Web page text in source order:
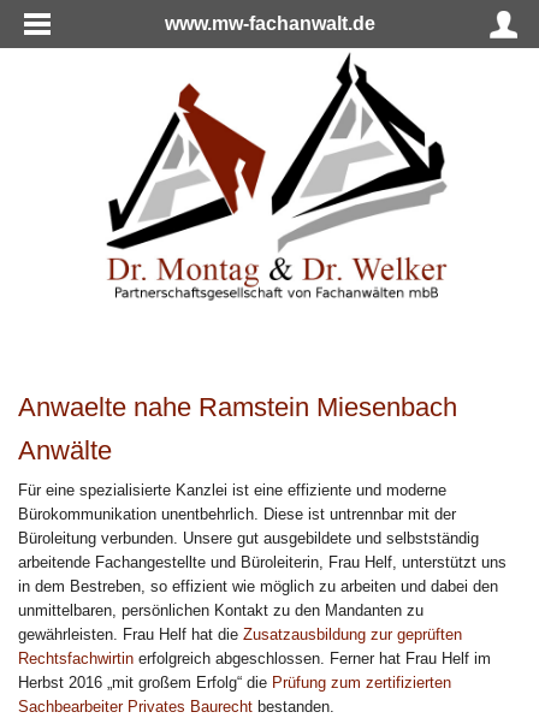
www.mw-fachanwalt.de
Anwaelte nahe Ramstein Miesenbach
Anwälte
Für eine spezialisierte Kanzlei ist eine effiziente und moderne
Bürokommunikation unentbehrlich. Diese ist untrennbar mit der
Büroleitung verbunden. Unsere gut ausgebildete und selbstständig
arbeitende Fachangestellte und Büroleiterin, Frau Helf, unterstützt uns
in dem Bestreben, so effizient wie möglich zu arbeiten und dabei den
unmittelbaren, persönlichen Kontakt zu den Mandanten zu
gewährleisten. Frau Helf hat die Zusatzausbildung zur geprüften
Rechtsfachwirtin erfolgreich abgeschlossen. Ferner hat Frau Helf im
Herbst 2016 „mit großem Erfolg“ die Prüfung zum zertifizierten
Sachbearbeiter Privates Baurecht bestanden.